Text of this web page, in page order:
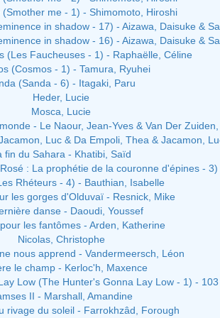
(Smother me - 1) - Shimomoto, Hiroshi
in shadow - 17) - Aizawa, Daisuke &
in shadow - 16) - Aizawa, Daisuke &
(Les Faucheuses - 1) - Raphaëlle, Céline
(Cosmos - 1) - Tamura, Ryuhei
(Sanda - 6) - Itagaki, Paru
Heder, Lucie
Mosca, Lucie
- Le Naour, Jean-Yves & Van Der
Luc & Da Empoli, Thea & Jacamon,
fin du Sahara - Khatibi, Saïd
: La prophétie de la couronne d'épines -
Rhéteurs - 4) - Bauthian, Isabelle
les gorges d'Olduvaï - Resnick, Mike
danse - Daoudi, Youssef
les fantômes - Arden, Katherine
Nicolas, Christophe
nous apprend - Vandermeersch, Léon
le champ - Kerloc'h, Maxence
Low (The Hunter's Gonna Lay Low - 1) - 103
II - Marshall, Amandine
rivage du soleil - Farrokhzâd, Forough